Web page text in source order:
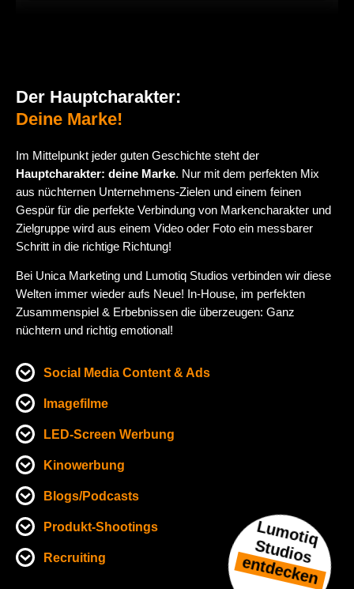
Der Hauptcharakter:
Deine Marke!
Im Mittelpunkt jeder guten Geschichte steht der
Hauptcharakter: deine Marke. Nur mit dem perfekten Mix
aus nüchternen Unternehmens-Zielen und einem feinen
Gespür für die perfekte Verbindung von Markencharakter und
Zielgruppe wird aus einem Video oder Foto ein messbarer
Schritt in die richtige Richtung!
Bei Unica Marketing und Lumotiq Studios verbinden wir diese
Welten immer wieder aufs Neue! In-House, im perfekten
Zusammenspiel & Erbebnissen die überzeugen: Ganz
nüchtern und richtig emotional!
Social Media Content & Ads
Imagefilme
LED-Screen Werbung
Kinowerbung
Blogs/Podcasts
Produkt-Shootings
Recruiting
L
u
m
o
tiq
S
tu
d
io
s
entdecken